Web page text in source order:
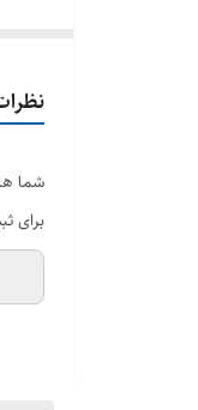
در
تهیه
شما
برای